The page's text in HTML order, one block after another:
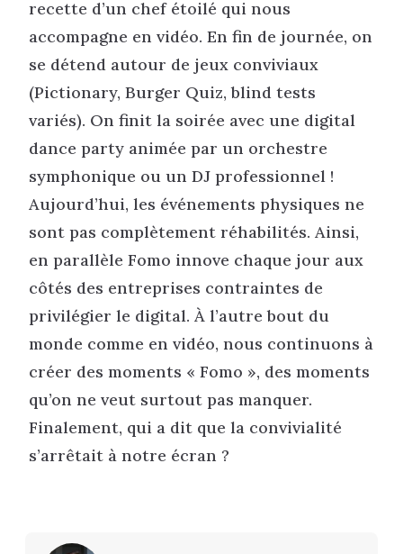
recette d’un chef étoilé qui nous
accompagne en vidéo. En fin de journée, on
se détend autour de jeux conviviaux
(Pictionary, Burger Quiz, blind tests
variés). On finit la soirée avec une digital
dance party animée par un orchestre
symphonique ou un DJ professionnel !
Aujourd’hui, les événements physiques ne
sont pas complètement réhabilités. Ainsi,
en parallèle Fomo innove chaque jour aux
côtés des entreprises contraintes de
privilégier le digital. À l’autre bout du
monde comme en vidéo, nous continuons à
créer des moments « Fomo », des moments
qu’on ne veut surtout pas manquer.
Finalement, qui a dit que la convivialité
s’arrêtait à notre écran ?